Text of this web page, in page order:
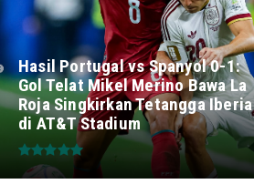
Hasil Portugal vs Spanyol 0-1:
Gol Telat Mikel Merino Bawa La
Roja Singkirkan Tetangga Iberia
di AT&T Stadium